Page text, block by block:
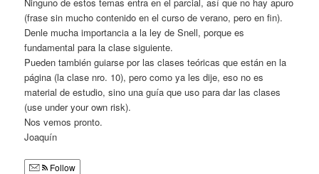
Ninguno de estos temas entra en el parcial, así que no hay apuro
(frase sin mucho contenido en el curso de verano, pero en fin).
Denle mucha importancia a la ley de Snell, porque es
fundamental para la clase siguiente.
Pueden también guiarse por las clases teóricas que están en la
página (la clase nro. 10), pero como ya les dije, eso no es
material de estudio, sino una guía que uso para dar las clases
(use under your own risk).
Nos vemos pronto.
Joaquín
Follow